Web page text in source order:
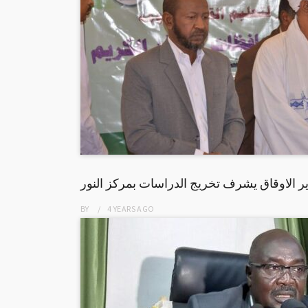
الاوقاق يشرف تخريج الدراسات بمركز النور
BY 4 YEARSAGO